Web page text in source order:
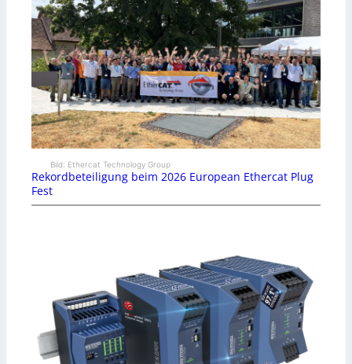
Bild: Ethercat Technology Group
Rekordbeteiligung beim 2026 European Ethercat Plug
Fest